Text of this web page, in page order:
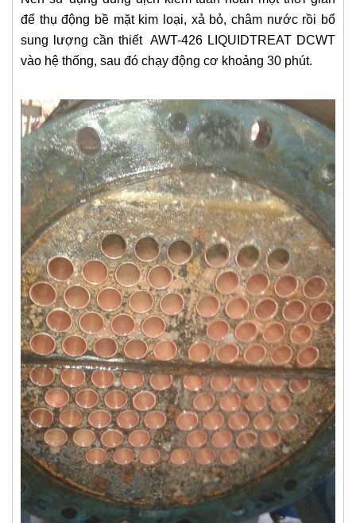
để thụ động bề mặt kim loại, xả bỏ, châm nước rồi bổ
sung lượng cần thiết AWT-426 LIQUIDTREAT DCWT
vào hệ thống, sau đó chạy động cơ khoảng 30 phút.